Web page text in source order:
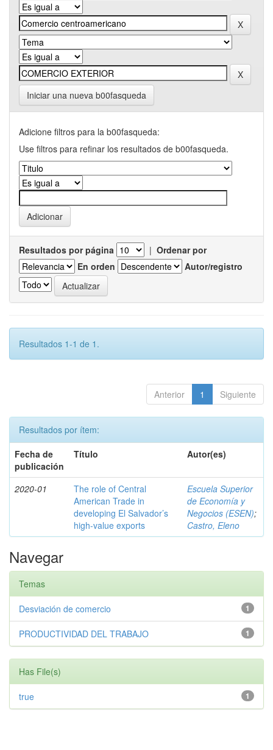
Iniciar una nueva b00fasqueda
Adicione filtros para la b00fasqueda:
Use filtros para refinar los resultados de b00fasqueda.
Resultados por página | Ordenar por
En orden
Autor/registro
Resultados 1-1 de 1.
Anterior 1 Siguiente
Resultados por ítem:
Fecha de
publicación
Título Autor(es)
2020-01
The role of Central
American Trade in
developing El Salvador’s
high-value exports
Escuela Superior
de Economía y
Negocios (ESEN);
Castro, Eleno
Navegar
Temas
1
Desviación de comercio
1
PRODUCTIVIDAD DEL TRABAJO
Has File(s)
1
true